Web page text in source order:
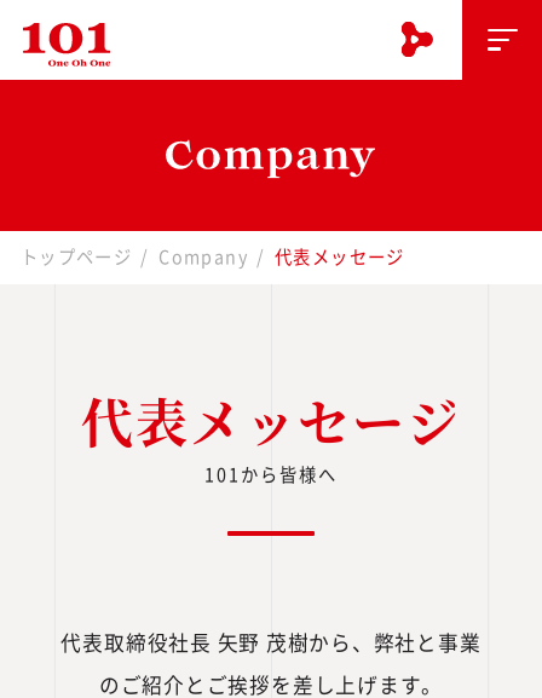
トップページ Company 代表メッセージ
代表メッセージ
101から皆様へ
代表取締役社長 矢野 茂樹から、弊社と事業
のご紹介とご挨拶を差し上げます。